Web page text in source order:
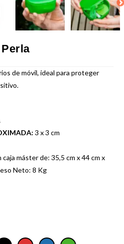
de móvil, ideal para proteger
3 x 3 cm
máster de: 35,5 cm x 44 cm x
Neto: 8 Kg